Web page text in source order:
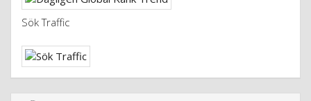
Sök Traffic